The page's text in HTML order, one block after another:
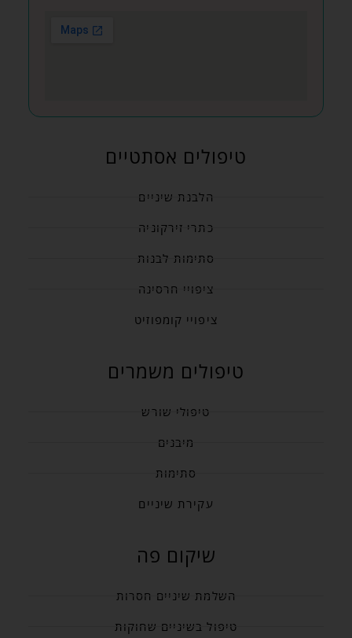
טיפולים אסתטיים
הלבנת שיניים
כתרי זירקוניה
סתימות לבנות
ציפויי חרסינה
ציפויי קומפוזיט
טיפולים משמרים
טיפולי שורש
מיבנים
סתימות
עקירת שיניים
שיקום פה
השלמת שיניים חסרות
טיפול בשיניים שחוקות